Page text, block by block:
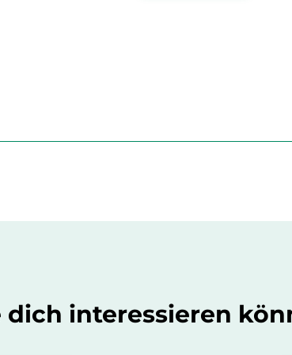
dich interessieren